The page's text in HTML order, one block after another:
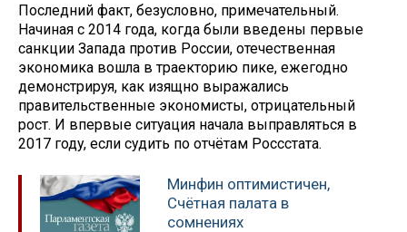
Последний факт, безусловно, примечательный.
Начиная с 2014 года, когда были введены первые
санкции Запада против России, отечественная
экономика вошла в траекторию пике, ежегодно
демонстрируя, как изящно выражались
правительственные экономисты, отрицательный
рост. И впервые ситуация начала выправляться в
2017 году, если судить по отчётам Россстата.
Минфин оптимистичен,
Счётная палата в
сомнениях